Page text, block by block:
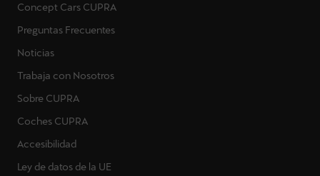
Concept Cars CUPRA
Preguntas Frecuentes
Noticias
Trabaja con Nosotros
Sobre CUPRA
Coches CUPRA
Accesibilidad
Ley de datos de la UE